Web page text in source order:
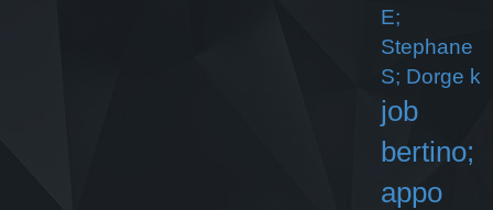
E;
Stephane
S; Dorge k
job
bertino;
appo